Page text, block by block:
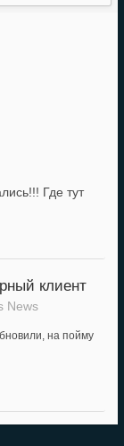
Где тут
клиент
News
на пойму